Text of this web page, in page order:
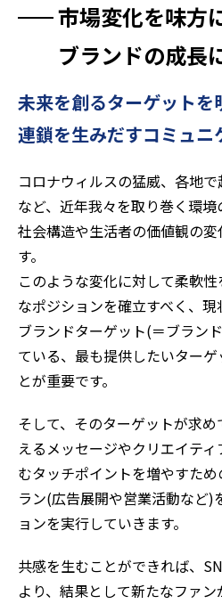
市場変化を味方
ブランドの成長
未来を創るターゲットを
連鎖を生みだすコミュニ
コロナウィルスの猛威、各地
など、近年我々を取り巻く環境
社会構造や生活者の価値観の
す。
このような変化に対して柔軟
なポジションを確立すべく、
ブランドターゲット(＝ブラン
ている、最も提供したいター
とが重要です。
そして、そのターゲットが求
えるメッセージやクリエイテ
むタッチポイントを増やすた
ラン(広告展開や営業活動など)
ョンを実行していきます。
共感を生むことができれば、
より、結果として新たなファ